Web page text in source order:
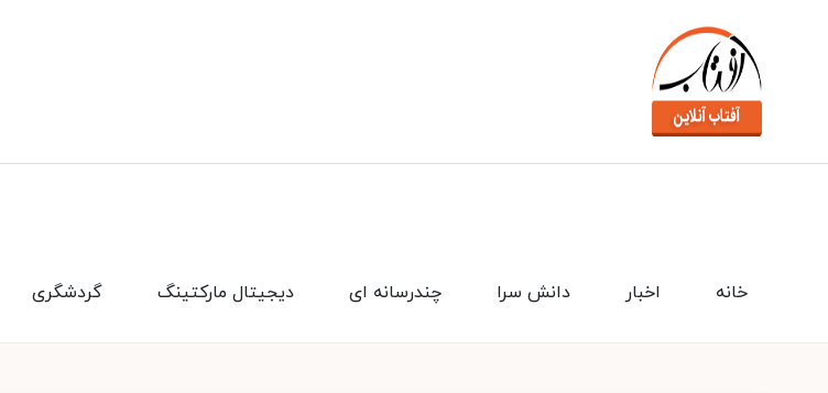
گردشگری دیجیتال مارکتینگ چندرسانه ای دانش سرا اخبار خانه